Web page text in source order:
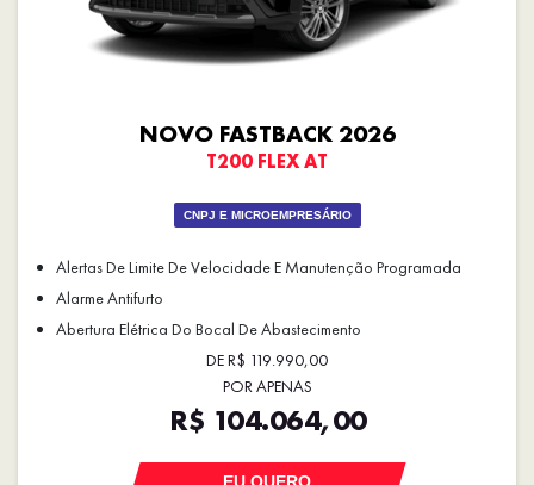
NOVO FASTBACK 2026
T200 FLEX AT
CNPJ E MICROEMPRESÁRIO
Alertas De Limite De Velocidade E Manutenção Programada
Alarme Antifurto
Abertura Elétrica Do Bocal De Abastecimento
DE R$ 119.990,00
POR APENAS
R$ 104.064,00
EU QUERO